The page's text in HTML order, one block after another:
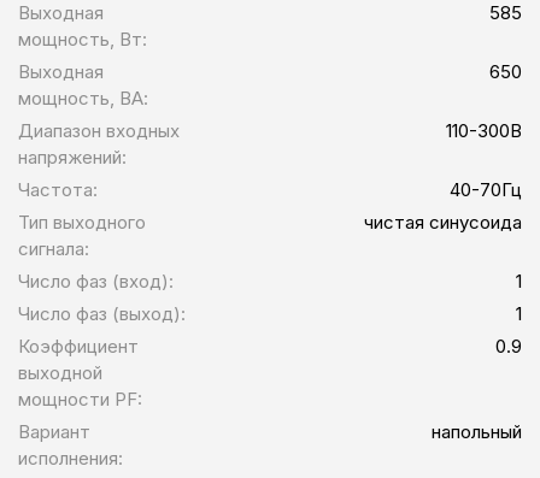
Выходная
мощность, Вт:
585
Выходная
мощность, ВА:
650
Диапазон входных
напряжений:
110-300В
Частота:
40-70Гц
Тип выходного
сигнала:
чистая синусоида
Число фаз (вход):
1
Число фаз (выход):
1
Коэффициент
выходной
мощности PF:
0.9
Вариант
исполнения:
напольный